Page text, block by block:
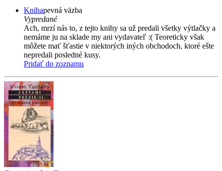
Knihapevná väzba
Vypredané
Ach, mrzí nás to, z tejto knihy sa už predali všetky výtlačky a
nemáme ju na sklade my ani vydavateľ :( Teoreticky však
môžete mať šťastie v niektorých iných obchodoch, ktoré ešte
nepredali posledné kusy.
Pridať do zoznamu